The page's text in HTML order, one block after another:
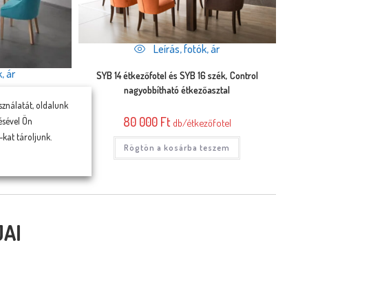
ár
Leírás, fotók, ár
SYB 14 étkezőfotel és SYB 16 szék, Control
nagyobbítható étkezőasztal
80 000 Ftdb/étkezőfotel
Rögtön a kosárba teszem
oldalunk
Ön
kat tároljunk.